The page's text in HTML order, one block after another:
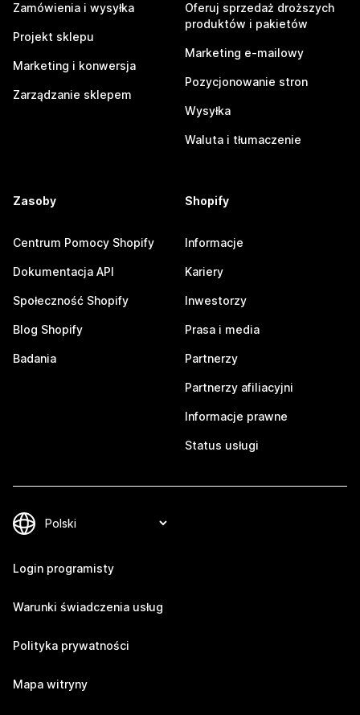
Zamówienia i wysyłka
Projekt sklepu
Marketing i konwersja
Zarządzanie sklepem
Oferuj sprzedaż droższych
produktów i pakietów
Marketing e-mailowy
Pozycjonowanie stron
Wysyłka
Waluta i tłumaczenie
Zasoby
Centrum Pomocy Shopify
Dokumentacja API
Społeczność Shopify
Blog Shopify
Badania
Shopify
Informacje
Kariery
Inwestorzy
Prasa i media
Partnerzy
Partnerzy afiliacyjni
Informacje prawne
Status usługi
Login programisty
Warunki świadczenia usług
Polityka prywatności
Mapa witryny